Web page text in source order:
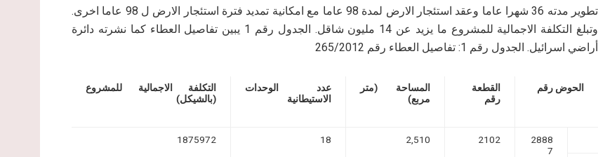
تطوير مدته 36 شهرا عاما وعقد استئجار الارض لمدة 98 عاما مع امكانية تمديد فترة استئجار الارض ل 98 عاما اخرى.
وتبلغ التكلفة الاجمالية للمشروع ما يزيد عن 14 مليون شاقل. الجدول رقم 1 يبين تفاصيل العطاء كما نشرته دائرة
أراضي اسرائيل. الجدول رقم 1: تفاصيل العطاء رقم 265/2012
التكلفة الاجمالية للمشروع
(بالشيكل)
عدد الوحدات
الاستيطانية
المساحة (متر
مربع)
القطعة
رقم
الحوض رقم
1875972 18 2,510 2102
2888
7